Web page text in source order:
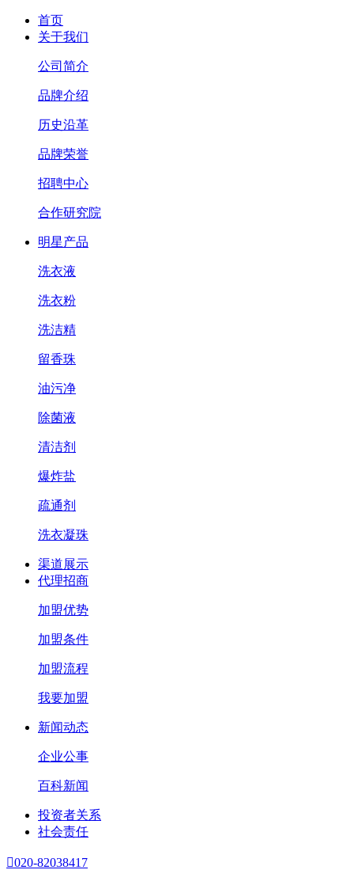
首页
关于我们
公司简介
品牌介绍
历史沿革
品牌荣誉
招聘中心
合作研究院
明星产品
洗衣液
洗衣粉
洗洁精
留香珠
油污净
除菌液
清洁剂
爆炸盐
疏通剂
洗衣凝珠
渠道展示
代理招商
加盟优势
加盟条件
加盟流程
我要加盟
新闻动态
企业公事
百科新闻
投资者关系
社会责任
020-82038417